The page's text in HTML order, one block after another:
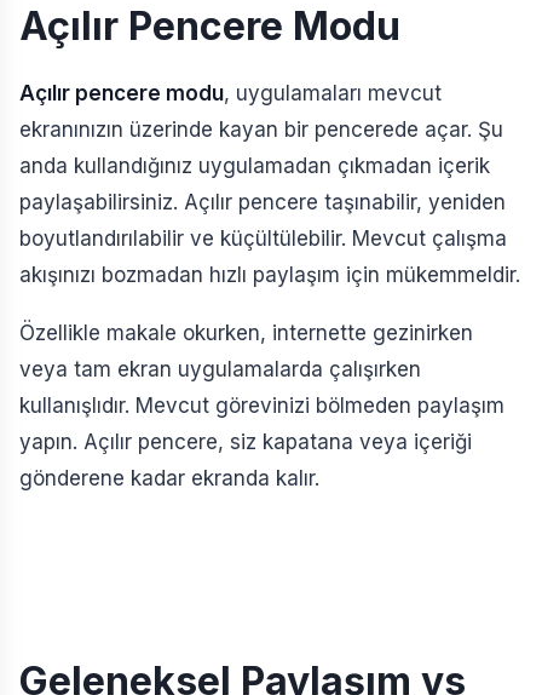
Açılır Pencere Modu
Açılır pencere modu, uygulamaları mevcut
ekranınızın üzerinde kayan bir pencerede açar. Şu
anda kullandığınız uygulamadan çıkmadan içerik
paylaşabilirsiniz. Açılır pencere taşınabilir, yeniden
boyutlandırılabilir ve küçültülebilir. Mevcut çalışma
akışınızı bozmadan hızlı paylaşım için mükemmeldir.
Özellikle makale okurken, internette gezinirken
veya tam ekran uygulamalarda çalışırken
kullanışlıdır. Mevcut görevinizi bölmeden paylaşım
yapın. Açılır pencere, siz kapatana veya içeriği
gönderene kadar ekranda kalır.
Geleneksel Paylaşım vs